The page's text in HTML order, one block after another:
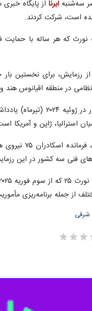
سه‌شنبه ایرنا
است، شرکت کردند.
که هر ساله با حمایت
در منطقه اقیانوس هند
و ثبات در این منطقه امضا کردند. کاپیتان
،
فنی سه کشور در این
از جمله برنامه‌ریزی
شرقی